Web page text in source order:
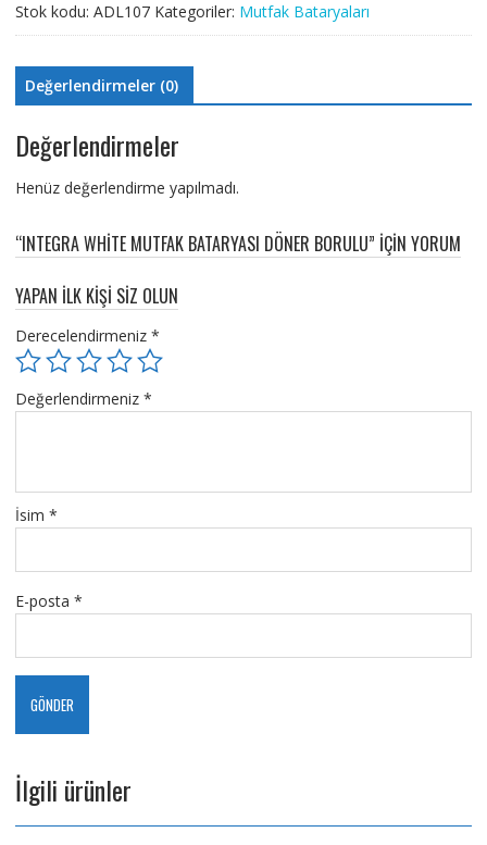
Stok kodu: ADL107 Kategoriler: Mutfak Bataryaları
Değerlendirmeler (0)
Değerlendirmeler
Henüz değerlendirme yapılmadı.
“INTEGRA WHITE MUTFAK BATARYASI DÖNER BORULU” IÇIN YORUM
YAPAN ILK KIŞI SIZ OLUN
Derecelendirmeniz *
Değerlendirmeniz *
İsim *
E-posta *
İlgili ürünler